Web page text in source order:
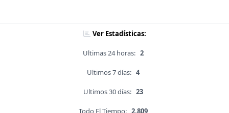
Ver Estadísticas:
Ultimas 24 horas: 2
Ultimos 7 días: 4
Ultimos 30 días: 23